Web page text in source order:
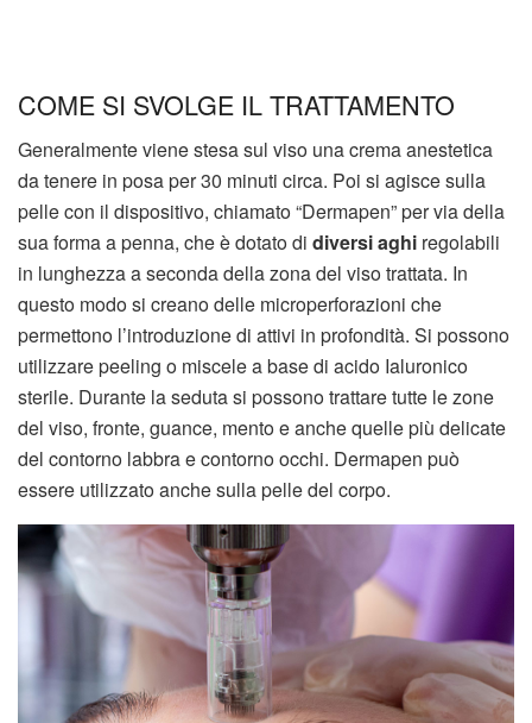
COME SI SVOLGE IL TRATTAMENTO
Generalmente viene stesa sul viso una crema anestetica
da tenere in posa per 30 minuti circa. Poi si agisce sulla
pelle con il dispositivo, chiamato “Dermapen” per via della
sua forma a penna, che è dotato di diversi aghi regolabili
in lunghezza a seconda della zona del viso trattata. In
questo modo si creano delle microperforazioni che
permettono l’introduzione di attivi in profondità. Si possono
utilizzare peeling o miscele a base di acido Ialuronico
sterile. Durante la seduta si possono trattare tutte le zone
del viso, fronte, guance, mento e anche quelle più delicate
del contorno labbra e contorno occhi. Dermapen può
essere utilizzato anche sulla pelle del corpo.